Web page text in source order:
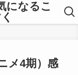
になるこ
メ4期）感